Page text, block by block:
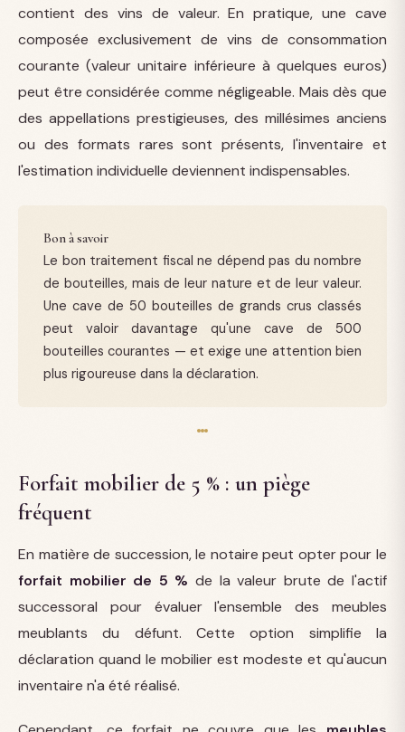
contient des vins de valeur. En pratique, une cave
composée exclusivement de vins de consommation
courante (valeur unitaire inférieure à quelques euros)
peut être considérée comme négligeable. Mais dès que
des appellations prestigieuses, des millésimes anciens
ou des formats rares sont présents, l'inventaire et
l'estimation individuelle deviennent indispensables.
Bon à savoir
Le bon traitement fiscal ne dépend pas du nombre
de bouteilles, mais de leur nature et de leur valeur.
Une cave de 50 bouteilles de grands crus classés
peut valoir davantage qu'une cave de 500
bouteilles courantes — et exige une attention bien
plus rigoureuse dans la déclaration.
Forfait mobilier de 5 % : un piège
fréquent
En matière de succession, le notaire peut opter pour le
forfait mobilier de 5 % de la valeur brute de l'actif
successoral pour évaluer l'ensemble des meubles
meublants du défunt. Cette option simplifie la
déclaration quand le mobilier est modeste et qu'aucun
inventaire n'a été réalisé.